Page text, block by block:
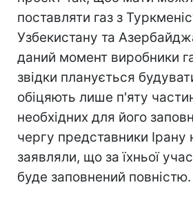
поставляти газ з
Узбекистану та
даний момент виробники
звідки планується
обіцяють лише п'яту
необхідних для його
чергу представники Ірану
заявляли, що за їхньої
буде заповнений повністю.